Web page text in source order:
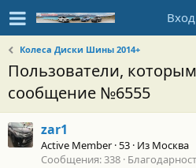
Вход
Колеса Диски Шины 2014+
Пользователи,
сообщение №6555
zar1
Active Member ·53 · Из Москва
Сообщения 338